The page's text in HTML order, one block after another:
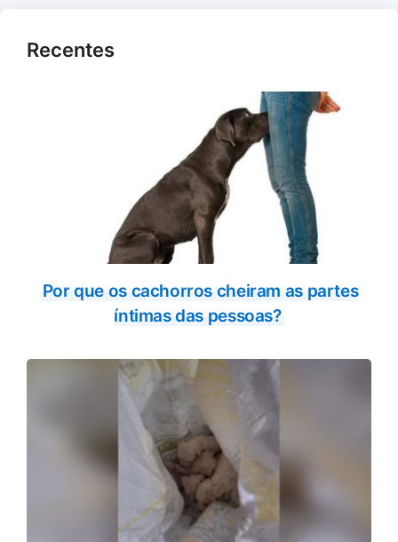
Recentes
Por que os cachorros cheiram as partes
íntimas das pessoas?